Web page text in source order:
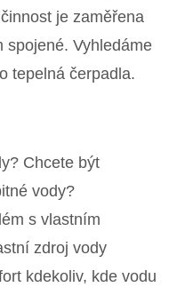
je zaměřena
spojené. Vyhledáme
tepelná čerpadla.
Chcete být
vody?
s vlastním
zdroj vody
kdekoliv, kde vodu